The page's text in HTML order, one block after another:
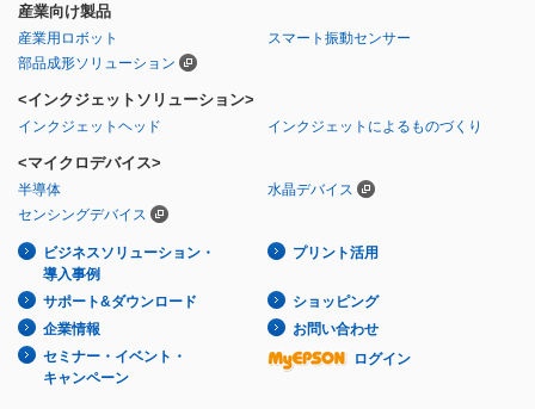
産業向け製品
産業用ロボット
スマート振動センサー
部品成形ソリューション
<インクジェットソリューション>
インクジェットヘッド インクジェットによるものづくり
<マイクロデバイス>
半導体
水晶デバイス
センシングデバイス
ビジネスソリューション・
導入事例
プリント活用
サポート&ダウンロード
ショッピング
企業情報
お問い合わせ
セミナー・イベント・
キャンペーン
ログイン